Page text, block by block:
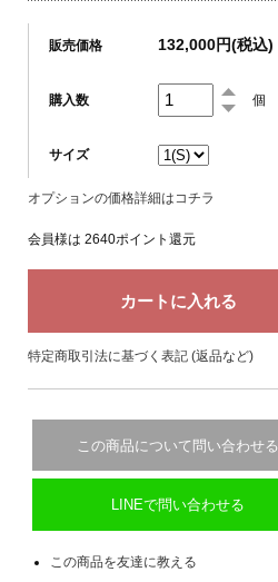
販売価格 132,000円(税込)
購入数 個
サイズ
オプションの価格詳細はコチラ
会員様は 2640ポイント還元
特定商取引法に基づく表記 (返品など)
この商品について問い合わせる
LINEで問い合わせる
この商品を友達に教える